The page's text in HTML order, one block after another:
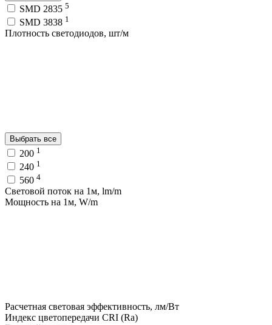
SMD 2835 5
SMD 3838 1
Плотность светодиодов, шт/м
Выбрать все
200 1
240 1
560 4
Световой поток на 1м, lm/m
Мощность на 1м, W/m
Расчетная световая эффективность, лм/Вт
Индекс цветопередачи CRI (Ra)